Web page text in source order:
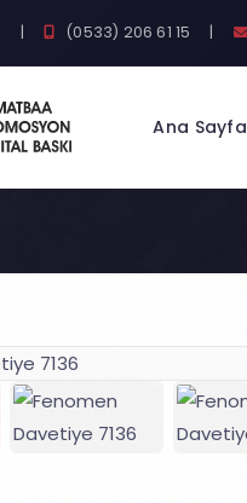
| (0533) 206 61 15 |
Ana Sayfa